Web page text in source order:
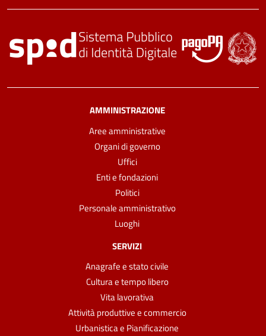
AMMINISTRAZIONE
Aree amministrative
Organi di governo
Uffici
Enti e fondazioni
Politici
Personale amministrativo
Luoghi
SERVIZI
Anagrafe e stato civile
Cultura e tempo libero
Vita lavorativa
Attività produttive e commercio
Urbanistica e Pianificazione